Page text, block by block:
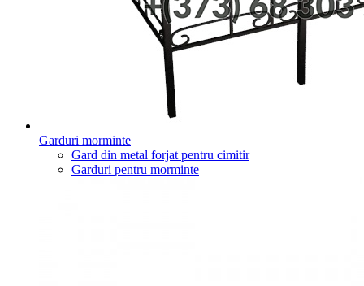
Garduri morminte
Gard din metal forjat pentru cimitir
Garduri pentru morminte